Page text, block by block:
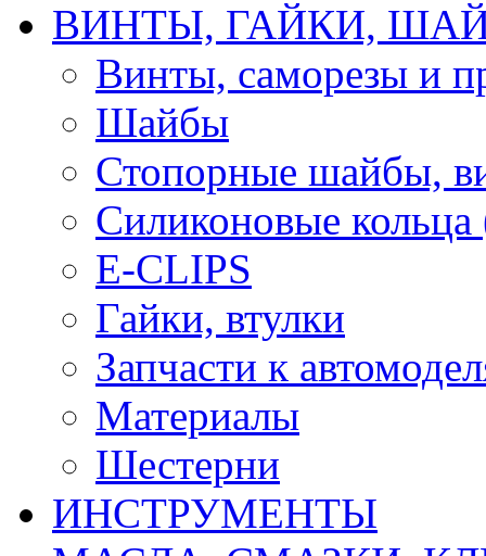
ВИНТЫ, ГАЙКИ,
Винты, саморезы и
Шайбы
Стопорные шайбы,
Силиконовые
E-CLIPS
Гайки, втулки
Запчасти к
Материалы
Шестерни
ИНСТРУМЕНТЫ